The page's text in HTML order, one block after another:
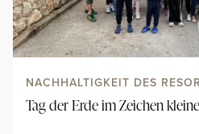
NACHHALTIGKEIT DES
Tag der Erde im Zeichen